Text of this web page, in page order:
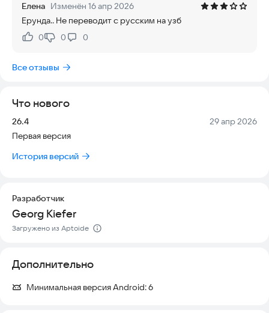
помощью человека.
- лучшее приложение для легкого и быстрого перевода,
которое может быть использовано как словарь.
- делитесь переводами с друзьями
Попробуйте установить приложение прямо сейчас и
откройте для себя новые возможности общения и обучения
без границ.
Елена Изменён 16 апр 2026
Ерунда.. Не переводит с русским на узб
Нравится:
0Не нравится:
0 0
Все отзывы
Что нового
Версия:
26.4 Дата:
29 апр 2026
Первая версия
История версий
Разработчик
Georg Kiefer
Загружено из Aptoide
Дополнительно
Минимальная версия Android:6